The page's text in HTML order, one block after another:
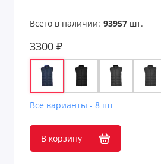
Всего в наличии: 93957шт.
3300 ₽
Все варианты - 8 шт
В корзину